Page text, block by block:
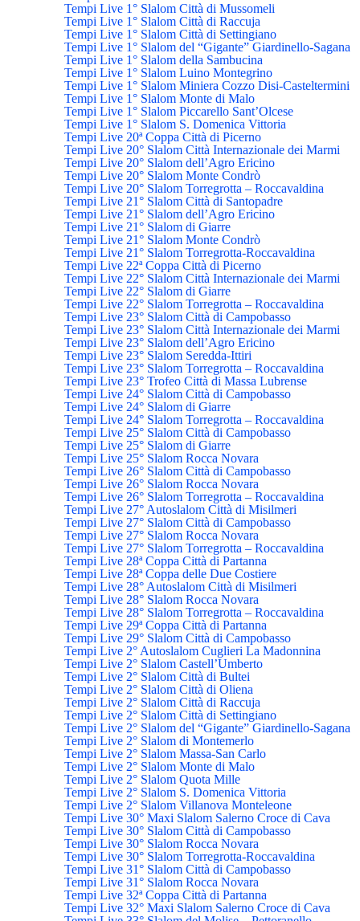
Tempi Live 1° Slalom Città di Mussomeli
Tempi Live 1° Slalom Città di Raccuja
Tempi Live 1° Slalom Città di Settingiano
Tempi Live 1° Slalom del “Gigante” Giardinello-Sagana
Tempi Live 1° Slalom della Sambucina
Tempi Live 1° Slalom Luino Montegrino
Tempi Live 1° Slalom Miniera Cozzo Disi-Casteltermini
Tempi Live 1° Slalom Monte di Malo
Tempi Live 1° Slalom Piccarello Sant’Olcese
Tempi Live 1° Slalom S. Domenica Vittoria
Tempi Live 20ª Coppa Città di Picerno
Tempi Live 20° Slalom Città Internazionale dei Marmi
Tempi Live 20° Slalom dell’Agro Ericino
Tempi Live 20° Slalom Monte Condrò
Tempi Live 20° Slalom Torregrotta – Roccavaldina
Tempi Live 21° Slalom Città di Santopadre
Tempi Live 21° Slalom dell’Agro Ericino
Tempi Live 21° Slalom di Giarre
Tempi Live 21° Slalom Monte Condrò
Tempi Live 21° Slalom Torregrotta-Roccavaldina
Tempi Live 22ª Coppa Città di Picerno
Tempi Live 22° Slalom Città Internazionale dei Marmi
Tempi Live 22° Slalom di Giarre
Tempi Live 22° Slalom Torregrotta – Roccavaldina
Tempi Live 23° Slalom Città di Campobasso
Tempi Live 23° Slalom Città Internazionale dei Marmi
Tempi Live 23° Slalom dell’Agro Ericino
Tempi Live 23° Slalom Seredda-Ittiri
Tempi Live 23° Slalom Torregrotta – Roccavaldina
Tempi Live 23° Trofeo Città di Massa Lubrense
Tempi Live 24° Slalom Città di Campobasso
Tempi Live 24° Slalom di Giarre
Tempi Live 24° Slalom Torregrotta – Roccavaldina
Tempi Live 25° Slalom Città di Campobasso
Tempi Live 25° Slalom di Giarre
Tempi Live 25° Slalom Rocca Novara
Tempi Live 26° Slalom Città di Campobasso
Tempi Live 26° Slalom Rocca Novara
Tempi Live 26° Slalom Torregrotta – Roccavaldina
Tempi Live 27° Autoslalom Città di Misilmeri
Tempi Live 27° Slalom Città di Campobasso
Tempi Live 27° Slalom Rocca Novara
Tempi Live 27° Slalom Torregrotta – Roccavaldina
Tempi Live 28ª Coppa Città di Partanna
Tempi Live 28ª Coppa delle Due Costiere
Tempi Live 28° Autoslalom Città di Misilmeri
Tempi Live 28° Slalom Rocca Novara
Tempi Live 28° Slalom Torregrotta – Roccavaldina
Tempi Live 29ª Coppa Città di Partanna
Tempi Live 29° Slalom Città di Campobasso
Tempi Live 2° Autoslalom Cuglieri La Madonnina
Tempi Live 2° Slalom Castell’Umberto
Tempi Live 2° Slalom Città di Bultei
Tempi Live 2° Slalom Città di Oliena
Tempi Live 2° Slalom Città di Raccuja
Tempi Live 2° Slalom Città di Settingiano
Tempi Live 2° Slalom del “Gigante” Giardinello-Sagana
Tempi Live 2° Slalom di Montemerlo
Tempi Live 2° Slalom Massa-San Carlo
Tempi Live 2° Slalom Monte di Malo
Tempi Live 2° Slalom Quota Mille
Tempi Live 2° Slalom S. Domenica Vittoria
Tempi Live 2° Slalom Villanova Monteleone
Tempi Live 30° Maxi Slalom Salerno Croce di Cava
Tempi Live 30° Slalom Città di Campobasso
Tempi Live 30° Slalom Rocca Novara
Tempi Live 30° Slalom Torregrotta-Roccavaldina
Tempi Live 31° Slalom Città di Campobasso
Tempi Live 31° Slalom Rocca Novara
Tempi Live 32ª Coppa Città di Partanna
Tempi Live 32° Maxi Slalom Salerno Croce di Cava